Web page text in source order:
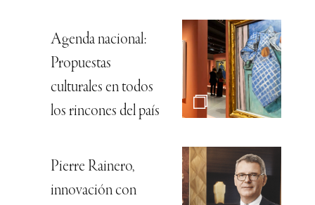
Agenda nacional:
Propuestas
culturales en todos
los rincones del país
Pierre Rainero,
innovación con